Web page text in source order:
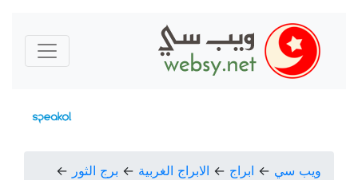
ويب سي ← ابراج ← الابراج الغربية ← برج الثور ←